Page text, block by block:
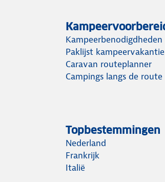
Kampeerbenodigdheden
Paklijst kampeervakantie
Caravan routeplanner
Campings langs de route
Topbestemmingen
Nederland
Frankrijk
Italië